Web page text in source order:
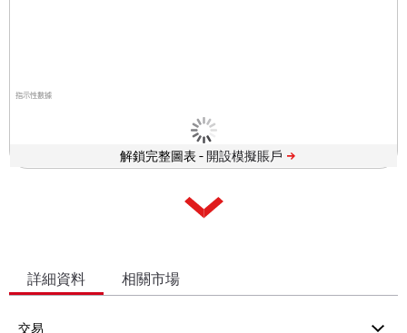
指示性數據
解鎖完整圖表 -
詳細資料 相關市場